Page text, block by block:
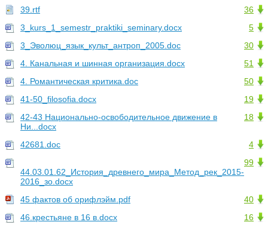
36
39.rtf
5
3_kurs_1_semestr_praktiki_seminary.docx
30
3_Эволюц_язык_культ_антроп_2005.doc
51
4. Канальная и шинная организация.docx
50
4. Романтическая критика.doc
19
41-50_filosofia.docx
18
42-43 Национально-освободительное движение в
Ни...docx
4
42681.doc
99
44.03.01.62_История_древнего_мира_Метод_рек_2015-
2016_зо.docx
40
45 фактов об орифлэйм.pdf
16
46.крестьяне в 16 в.docx